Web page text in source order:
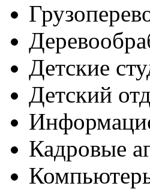
Детские
Детский
Кадровые